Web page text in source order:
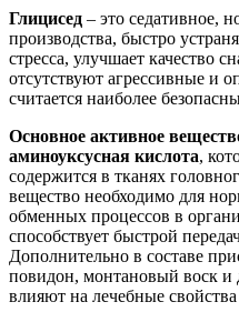
Глицисед – это седативное,
производства, быстро
стресса, улучшает качество
отсутствуют агрессивные и
считается наиболее
Основное активное
аминоуксусная кислота,
содержится в тканях
вещество необходимо для
обменных процессов в
способствует быстрой
Дополнительно в составе
повидон, монтановый воск и
влияют на лечебные свойства